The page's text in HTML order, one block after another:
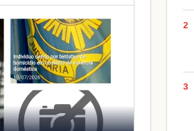
2
3